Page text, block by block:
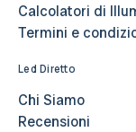
Calcolatori di
Termini e
Led Diretto
Chi Siamo
Recensioni